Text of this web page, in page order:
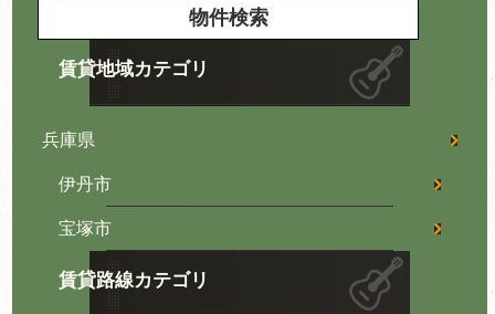
賃貸地域カテゴリ
兵庫県
伊丹市
宝塚市
賃貸路線カテゴリ